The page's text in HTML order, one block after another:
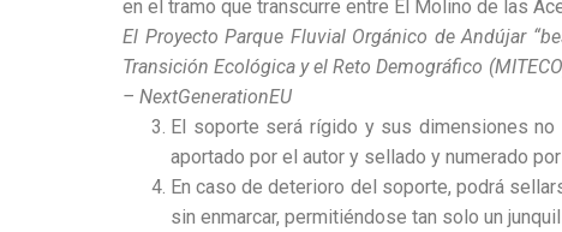
en el tramo que transcurre entre El Molino de las
El Proyecto Parque Fluvial Orgánico de Andújar
Transición Ecológica y el Reto Demográfico
– NextGenerationEU
El soporte será rígido y sus dimensiones
aportado por el autor y sellado y numerado
En caso de deterioro del soporte, podrá
sin enmarcar, permitiéndose tan solo un